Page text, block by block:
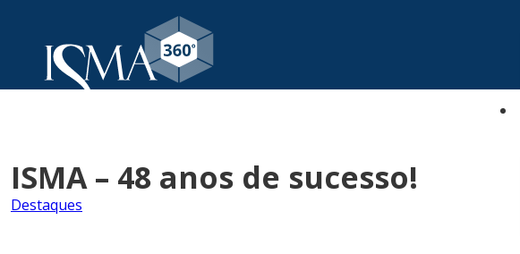
ISMA – 48 anos de sucesso!
Destaques